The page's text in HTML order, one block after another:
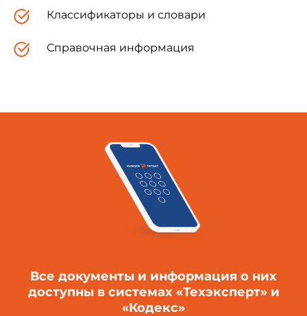
Классификаторы и словари
Справочная информация
Все документы и информация о них
доступны в системах «Техэксперт» и
«Кодекс»